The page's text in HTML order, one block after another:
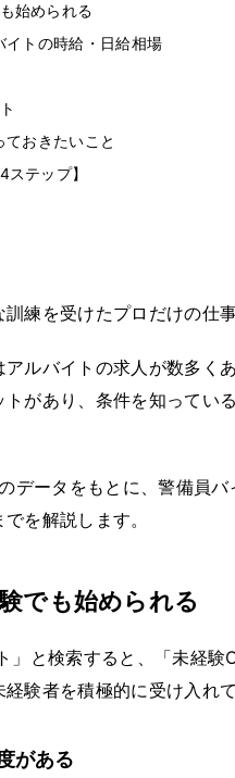
始められる
イトの時給・日給相場
おきたいこと
テップ】
訓練を受けたプロだけの仕
ルバイトの求人が数多く
があり、条件を知ってい
データをもとに、警備員
を解説します。
でも始められる
」と検索すると、「未経
験者を積極的に受け入れ
がある